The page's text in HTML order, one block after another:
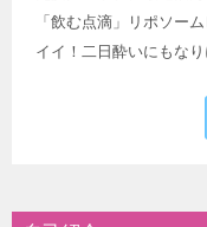
「飲む点滴」リポソー
イイ！二日酔いにもなり